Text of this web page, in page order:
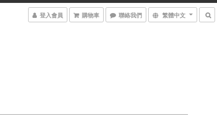
登入會員 購物車 聯絡我們 繁體中文